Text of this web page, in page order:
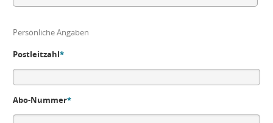
Persönliche Angaben
Postleitzahl*
Abo-Nummer*